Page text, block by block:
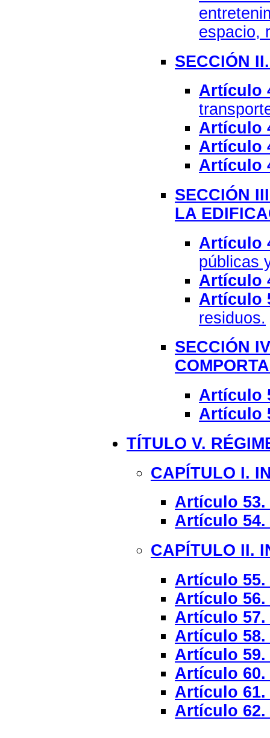
espacio,
SECCIÓN
Artículo
Artículo
Artículo
Artículo
SECCIÓN
LA
Artículo
públicas
Artículo
Artículo
residuos.
SECCIÓN
Artículo
Artículo
TÍTULO V.
CAPÍTULO I.
Artículo 53.
Artículo 54.
CAPÍTULO II.
Artículo 55.
Artículo 56.
Artículo 57.
Artículo 58.
Artículo 59.
Artículo 60.
Artículo 61.
Artículo 62.